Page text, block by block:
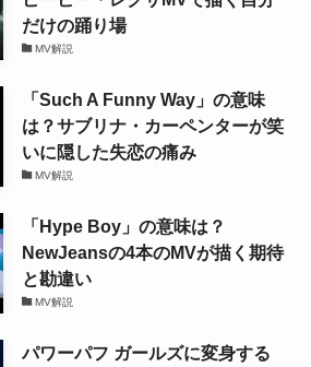
だけの踊り場
MV解説
「Such A Funny Way」の意味
は？サブリナ・カーペンターが笑
いに隠した失恋の痛み
MV解説
「Hype Boy」の意味は？
NewJeansの4本のMVが描く期待
と勘違い
MV解説
パワーパフ ガールズに変身する